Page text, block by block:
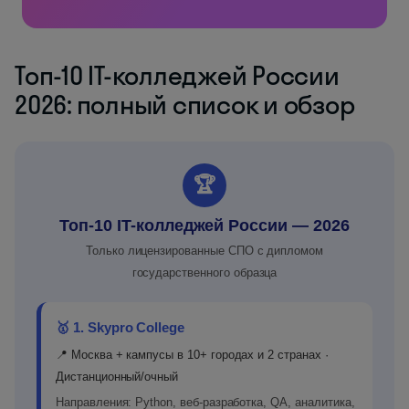
Топ-10 IT-колледжей России
2026: полный список и обзор
🏆
Топ-10 IT-колледжей России — 2026
Только лицензированные СПО с дипломом
государственного образца
🥇 1. Skypro College
📍 Москва + кампусы в 10+ городах и 2 странах ·
Дистанционный/очный
Направления: Python, веб-разработка, QA, аналитика,